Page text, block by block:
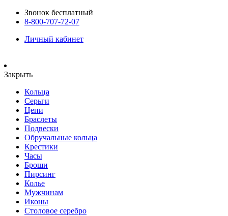
Звонок бесплатный
8-800-707-72-07
Личный кабинет
Закрыть
Кольца
Серьги
Цепи
Браслеты
Подвески
Обручальные кольца
Крестики
Часы
Броши
Пирсинг
Колье
Мужчинам
Иконы
Столовое серебро